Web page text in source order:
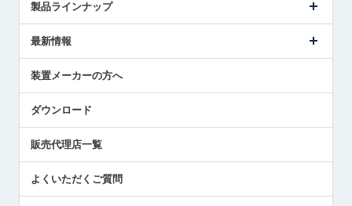
ごあいさつ
受賞履歴
採用情報
国/地域/言語
製品ラインナップ
ツールセッタ製品
エアマイクロセンサ製品
最新情報
メトロールの技術
社員ブログ
中小企業のBCP地震対策
センサのテクニカルガイド
社長ブログ
装置メーカーの方へ
ダウンロード
販売代理店一覧
よくいただくご質問